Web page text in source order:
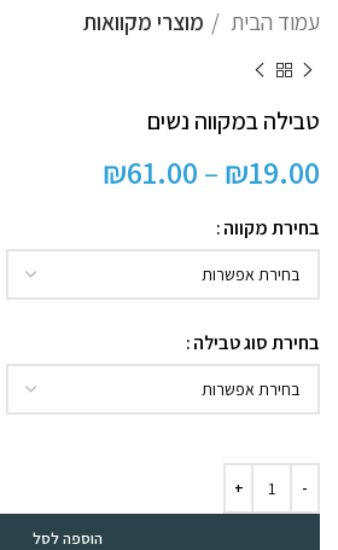
עמוד הבית מוצרי מקוואות
טבילה במקווה נשים
₪19.00
–
₪61.00
בחירת מקווה
בחירת סוג טבילה
הוספה לסל